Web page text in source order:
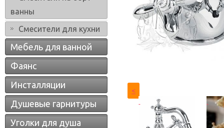
ванны
Смесители для кухни
Мебель для ванной
Фаянс
Инсталляции
Душевые гарнитуры
Уголки для душа
<